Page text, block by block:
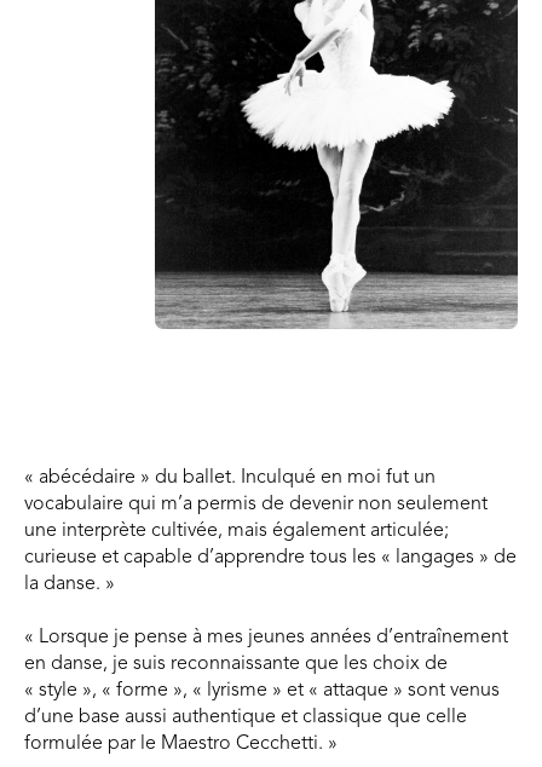
« abécédaire » du ballet. Inculqué en moi fut un
vocabulaire qui m’a permis de devenir non seulement
une interprète cultivée, mais également articulée;
curieuse et capable d’apprendre tous les « langages » de
la danse. »
« Lorsque je pense à mes jeunes années d’entraînement
en danse, je suis reconnaissante que les choix de
« style », « forme », « lyrisme » et « attaque » sont venus
d’une base aussi authentique et classique que celle
formulée par le Maestro Cecchetti. »